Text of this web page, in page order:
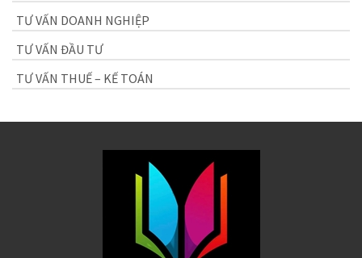
TƯ VẤN DOANH NGHIỆP
TƯ VẤN ĐẦU TƯ
TƯ VẤN THUẾ – KẾ TOÁN